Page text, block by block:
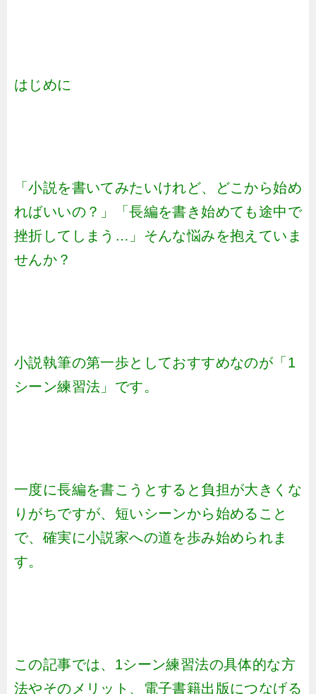
はじめに
「小説を書いてみたいけれど、どこから始め
ればいいの？」「長編を書き始めても途中で
挫折してしまう…」そんな悩みを抱えていま
せんか？
小説執筆の第一歩としておすすめなのが「1
シーン練習法」です。
一度に長編を書こうとすると負担が大きくな
りがちですが、短いシーンから始めること
で、確実に小説家への道を歩み始められま
す。
この記事では、1シーン練習法の具体的な方
法やそのメリット、電子書籍出版につなげる